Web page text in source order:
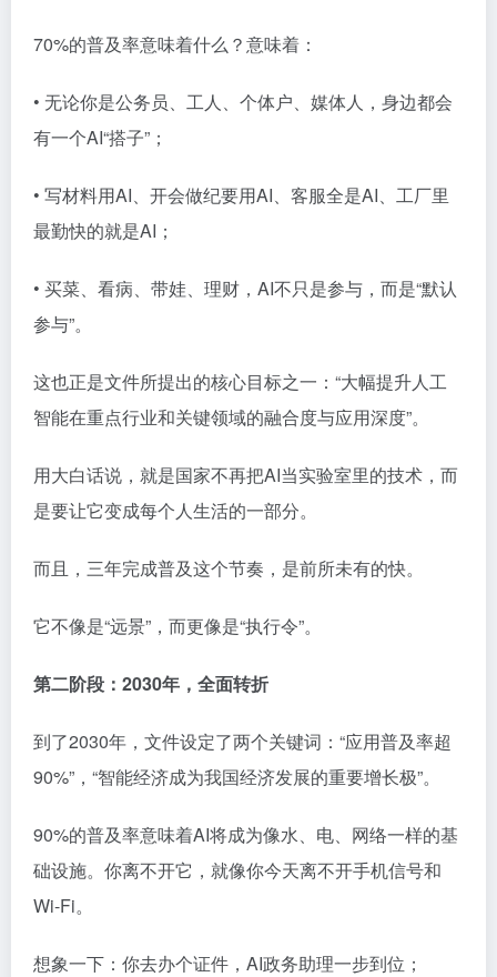
70%的普及率意味着什么？意味着：
• 无论你是公务员、工人、个体户、媒体人，身边都会
有一个AI“搭子”；
• 写材料用AI、开会做纪要用AI、客服全是AI、工厂里
最勤快的就是AI；
• 买菜、看病、带娃、理财，AI不只是参与，而是“默认
参与”。
这也正是文件所提出的核心目标之一：“大幅提升人工
智能在重点行业和关键领域的融合度与应用深度”。
用大白话说，就是国家不再把AI当实验室里的技术，而
是要让它变成每个人生活的一部分。
而且，三年完成普及这个节奏，是前所未有的快。
它不像是“远景”，而更像是“执行令”。
第二阶段：2030年，全面转折
到了2030年，文件设定了两个关键词：“应用普及率超
90%”，“智能经济成为我国经济发展的重要增长极”。
90%的普及率意味着AI将成为像水、电、网络一样的基
础设施。你离不开它，就像你今天离不开手机信号和
Wi-Fi。
想象一下：你去办个证件，AI政务助理一步到位；